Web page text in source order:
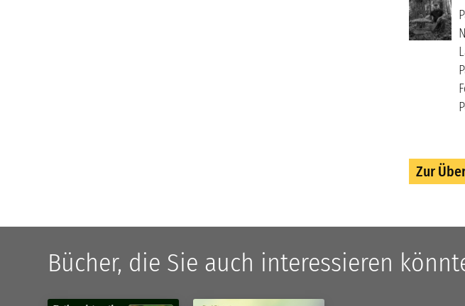
Zur
Bücher, die Sie auch interessieren